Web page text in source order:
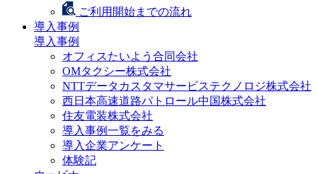
ご利用開始までの流れ
導入事例
導入事例
オフィスたいよう合同会社
OMタクシー株式会社
NTTデータカスタマサービステクノロジ株式会社
西日本高速道路パトロール中国株式会社
住友電装株式会社
導入事例一覧をみる
導入企業アンケート
体験記